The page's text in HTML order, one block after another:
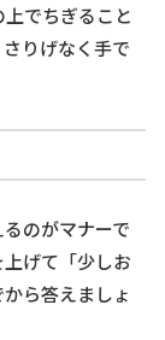
でちぎること
りげなく手で
のがマナーで
げて「少しお
ら答えましょ